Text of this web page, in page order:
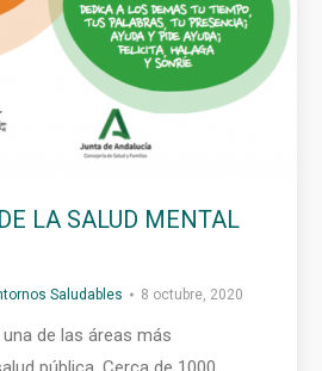
LA SALUD MENTAL
Saludables 8 octubre, 2020
de las áreas más